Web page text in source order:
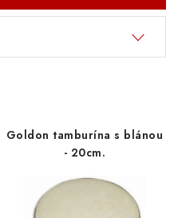
ÚDAJŮ
OD SMLOUVY
Goldon tamburína s blánou
- 20cm.